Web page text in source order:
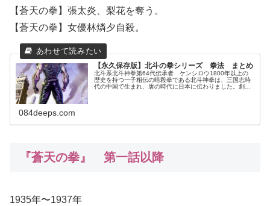
【蒼天の拳】張太炎、梨花を奪う。
【蒼天の拳】女優林燐夕自殺。
【永久保存版】北斗の拳シリーズ 拳法 まとめ
北斗系北斗神拳第64代伝承者 ケンシロウ1800年以上の
歴史を持つ一子相伝の暗殺拳である北斗神拳は、三国志時
代の中国で生まれ、唐の時代に日本に伝わりました。創始
084deeps.com
『蒼天の拳』 第一話以降
1935年〜1937年